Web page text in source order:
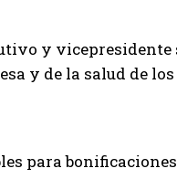
y vicepresidente
y de la salud de
para